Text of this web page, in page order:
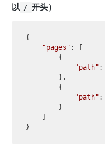
以 / 开头）
{
"pages" : [
        {
"path" :
        },
        {
"path" :
        }